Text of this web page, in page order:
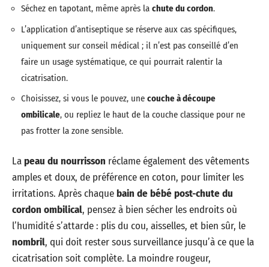
Séchez en tapotant, même après la chute du cordon.
L’application d’antiseptique se réserve aux cas spécifiques,
uniquement sur conseil médical ; il n’est pas conseillé d’en
faire un usage systématique, ce qui pourrait ralentir la
cicatrisation.
Choisissez, si vous le pouvez, une couche à découpe
ombilicale, ou repliez le haut de la couche classique pour ne
pas frotter la zone sensible.
Lapeau du nourrisson réclame également des vêtements
amples et doux, de préférence en coton, pour limiter les
irritations. Après chaquebain de bébé post-chute du
cordon ombilical, pensez à bien sécher les endroits où
l’humidité s’attarde : plis du cou, aisselles, et bien sûr, le
nombril, qui doit rester sous surveillance jusqu’à ce que la
cicatrisation soit complète. La moindre rougeur,